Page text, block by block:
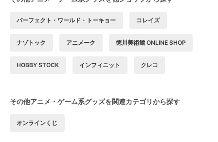
パーフェクト・ワールド・トーキョー コレイズ
ナゾトック アニメーク 徳川美術館 ONLINE SHOP
HOBBY STOCK インフィニット クレコ
その他アニメ・ゲーム系グッズを関連カテゴリから探す
オンラインくじ